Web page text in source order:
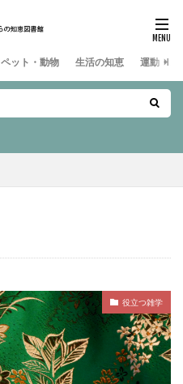
ペット・動物 生活の知恵 運動・ス
役立つ雑学